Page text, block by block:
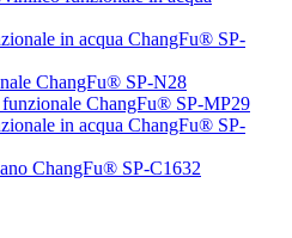
in acqua ChangFu® SP-
ChangFu® SP-N28
ChangFu® SP-MP29
in acqua ChangFu® SP-
ChangFu® SP-C1632